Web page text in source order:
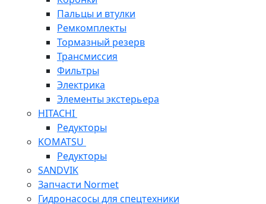
Пальцы и втулки
Ремкомплекты
Тормазный резерв
Трансмиссия
Фильтры
Электрика
Элементы экстерьера
HITACHI
Редукторы
KOMATSU
Редукторы
SANDVIK
Запчасти Normet
Гидронасосы для спецтехники